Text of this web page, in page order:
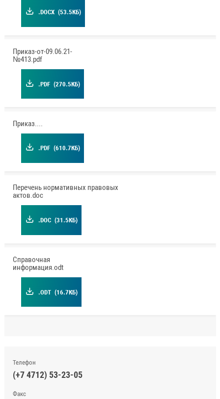
.DOCX (53.5КБ)
Приказ-от-09.06.21-
№413.pdf
.PDF (270.5КБ)
Приказ.pdf
.PDF (610.7КБ)
Перечень нормативных правовых
актов.doc
.DOC (31.5КБ)
Справочная
информация.odt
.ODT (16.7КБ)
Телефон
(+7 4712) 53-23-05
Факс